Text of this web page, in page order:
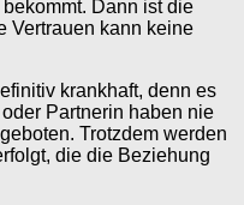
Dann ist die
Vertrauen kann keine
krankhaft, denn es
Partnerin haben nie
Trotzdem werden
die die Beziehung